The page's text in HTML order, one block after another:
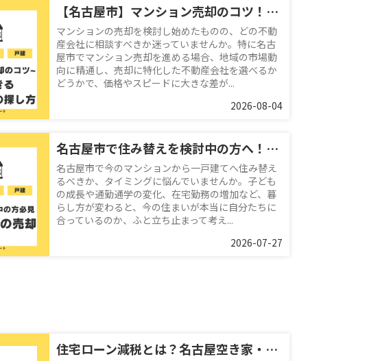
【名古屋市】マンション売却のコツ！信頼できる不動産会社の探し方を解説
マンションの売却を検討し始めたものの、どの不動
産会社に相談すべきか迷っていませんか。特に名古
屋市でマンション売却を進める場合、地域の市場動
向に精通し、売却に特化した不動産会社を選べるか
どうかで、価格やスピードに大きな差が...
2026-08-04
名古屋市で住み替えを検討中の方へ！マンション売却の最適なタイミングと戸建て購入の流れを解説
名古屋市で今のマンションから一戸建てへ住み替え
るべきか、タイミングに悩んでいませんか。子ども
の成長や通勤通学の変化、在宅勤務の増加など、暮
らし方が変わると、今の住まいが本当に自分たちに
合っているのか、ふと立ち止まって考え...
2026-07-27
住宅ローン減税とは？名古屋空き家・相続売却センターが解説！